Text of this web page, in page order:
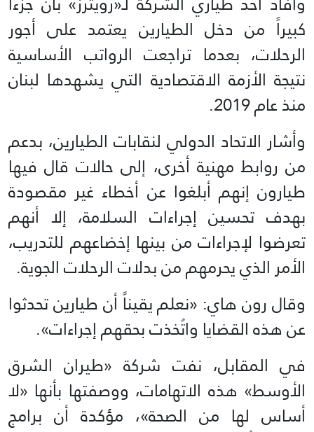
كبيراً من دخل الطيارين يعتمد على أجور
الرحلات، بعدما تراجعت الرواتب الأساسية
نتيجة الأزمة الاقتصادية التي يشهدها لبنان
منذ عام 2019.
وأشار الاتحاد الدولي لنقابات الطيارين، بدعم
من روابط مهنية أخرى، إلى حالات قال فيها
طيارون إنهم أبلغوا عن أخطاء غير مقصودة
بهدف تحسين إجراءات السلامة، إلا أنهم
تعرضوا لإجراءات من بينها إخضاعهم للتدريب،
الأمر الذي يحرمهم من بدلات الرحلات الجوية.
وقال رون هاي: «نعلم يقيناً أن طيارين تحدثوا
عن هذه القضايا واتُخذت بحقهم إجراءات».
في المقابل، نفت شركة «طيران الشرق
الأوسط» هذه الاتهامات، ووصفتها بأنها «لا
أساس لها من الصحة»، مؤكدة أن برامج